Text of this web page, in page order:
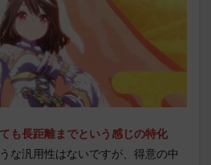
も長距離までという感じの特化
な汎用性はないですが、得意の中